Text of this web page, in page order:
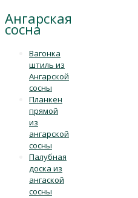
Ангарская
сосна
Вагонка
штиль из
Ангарской
сосны
Планкен
прямой
из
ангарской
сосны
Палубная
доска из
ангаской
сосны